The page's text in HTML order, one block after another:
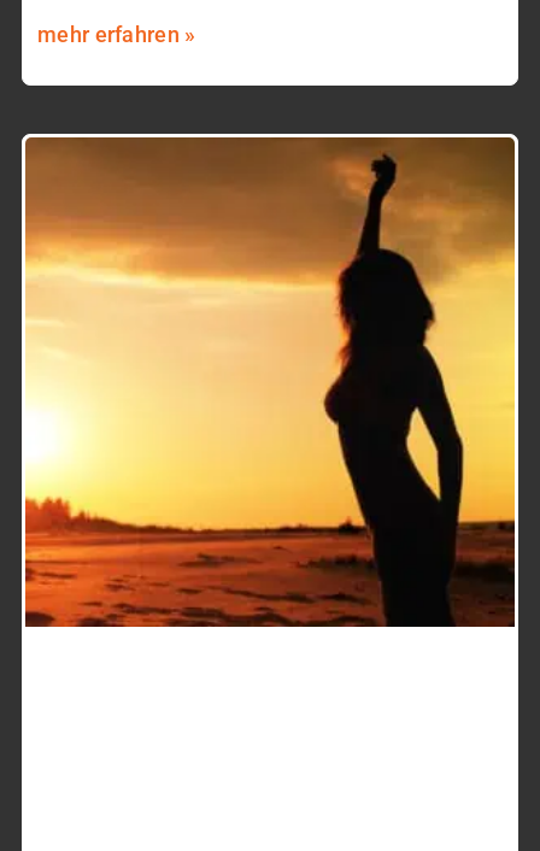
mehr erfahren »